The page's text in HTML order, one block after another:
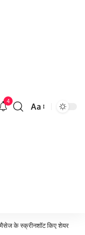
4
Font
Aa
के स्क्रीनशॉट किए शेयर